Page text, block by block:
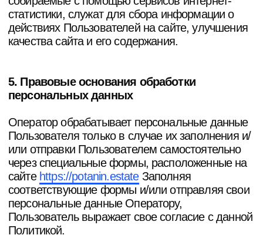
7. Заключительные положения
Пользователь может получить любые
электронной почты info@blokgroup.ru
В данном документе будут отражены любые
изменения политики обработки персональных
бессрочно до замены ее новой версией